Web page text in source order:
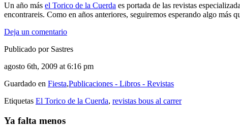
Un año más el Torico de la Cuerda es portada de las revistas
encontrareis. Como en años anteriores, seguiremos esperando algo más
Deja un comentario
Publicado por Sastres
agosto 6th, 2009 at 6:16 pm
Guardado en Fiesta,Publicaciones - Libros - Revistas
Etiquetas El Torico de la Cuerda, revistas bous al carrer
Ya falta menos